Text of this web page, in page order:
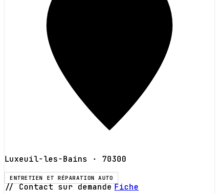
Luxeuil-les-Bains · 70300
ENTRETIEN ET RÉPARATION AUTO
// Contact sur demande Fiche